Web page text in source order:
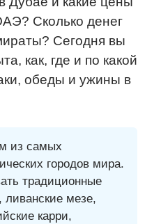
Сколько денег
Сегодня вы
как, где и по какой
обеды и ужины в
из самых
городов мира.
традиционные
ливанские мезе,
карри,